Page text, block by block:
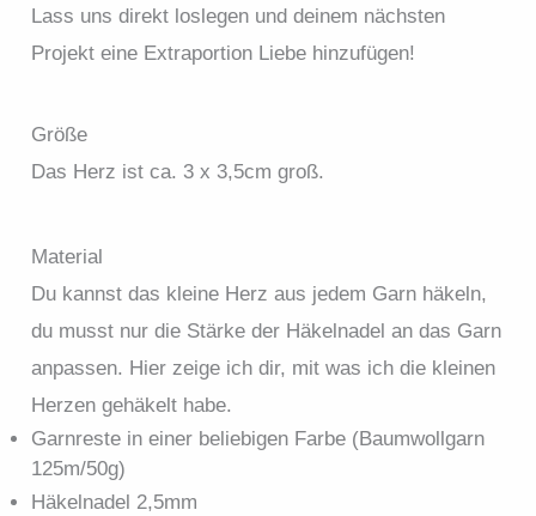
Lass uns direkt loslegen und deinem nächsten
Projekt eine Extraportion Liebe hinzufügen!
Größe
Das Herz ist ca. 3 x 3,5cm groß.
Material
Du kannst das kleine Herz aus jedem Garn häkeln,
du musst nur die Stärke der Häkelnadel an das Garn
anpassen. Hier zeige ich dir, mit was ich die kleinen
Herzen gehäkelt habe.
Garnreste in einer beliebigen Farbe (Baumwollgarn
125m/50g)
Häkelnadel 2,5mm